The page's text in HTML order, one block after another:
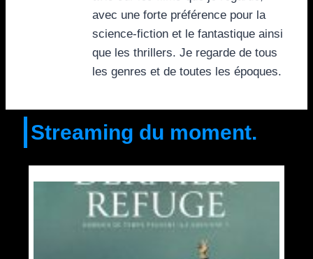
avec une forte préférence pour la
science-fiction et le fantastique ainsi
que les thrillers. Je regarde de tous
les genres et de toutes les époques.
Streaming du moment.